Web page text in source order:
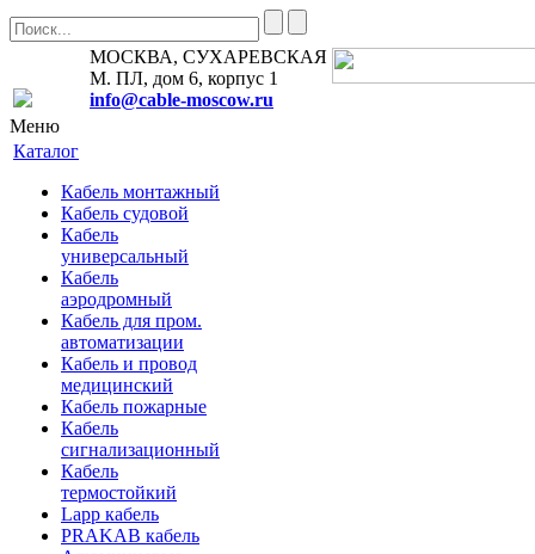
МОСКВА, СУХАРЕВСКАЯ
М. ПЛ, дом 6, корпус 1
info@cable-moscow.ru
Меню
Каталог
Кабель монтажный
Кабель судовой
Кабель
универсальный
Кабель
аэродромный
Кабель для пром.
автоматизации
Кабель и провод
медицинский
Кабель пожарные
Кабель
сигнализационный
Кабель
термостойкий
Lapp кабель
PRAKAB кабель